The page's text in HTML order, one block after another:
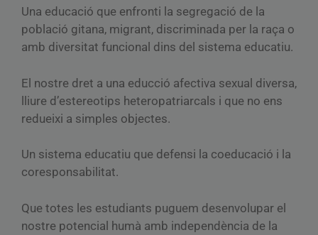
Una educació que enfronti la segregació de la
població gitana, migrant, discriminada per la raça o
amb diversitat funcional dins del sistema educatiu.
El nostre dret a una educció afectiva sexual diversa,
lliure d’estereotips heteropatriarcals i que no ens
redueixi a simples objectes.
Un sistema educatiu que defensi la coeducació i la
coresponsabilitat.
Que totes les estudiants puguem desenvolupar el
nostre potencial humà amb independència de la